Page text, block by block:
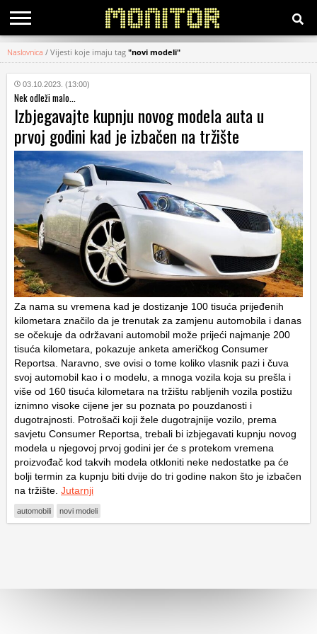
KATEGORIJE
HRVATSKI
WEB
Naslovnica / Vijesti koje imaju tag "novi modeli"
03.10.2023. (13:00)
Nek odleži malo...
Izbjegavajte kupnju novog modela auta u
prvoj godini kad je izbačen na tržište
Za nama su vremena kad je dostizanje 100 tisuća prijeđenih
kilometara značilo da je trenutak za zamjenu automobila i danas
se očekuje da održavani automobil može prijeći najmanje 200
tisuća kilometara, pokazuje anketa američkog Consumer
Reportsa. Naravno, sve ovisi o tome koliko vlasnik pazi i čuva
svoj automobil kao i o modelu, a mnoga vozila koja su prešla i
više od 160 tisuća kilometara na tržištu rabljenih vozila postižu
iznimno visoke cijene jer su poznata po pouzdanosti i
dugotrajnosti. Potrošači koji žele dugotrajnije vozilo, prema
savjetu Consumer Reportsa, trebali bi izbjegavati kupnju novog
modela u njegovoj prvoj godini jer će s protekom vremena
proizvođač kod takvih modela otkloniti neke nedostatke pa će
bolji termin za kupnju biti dvije do tri godine nakon što je izbačen
na tržište. Jutarnji
automobili novi modeli